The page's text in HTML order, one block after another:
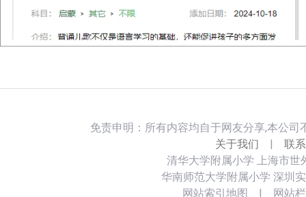
免责申明：所有内容均自于网友分享,本公
关于我们
联
清华大学附属小学 上海市世
华南师范大学附属小学 深圳
网站索引地图
网站